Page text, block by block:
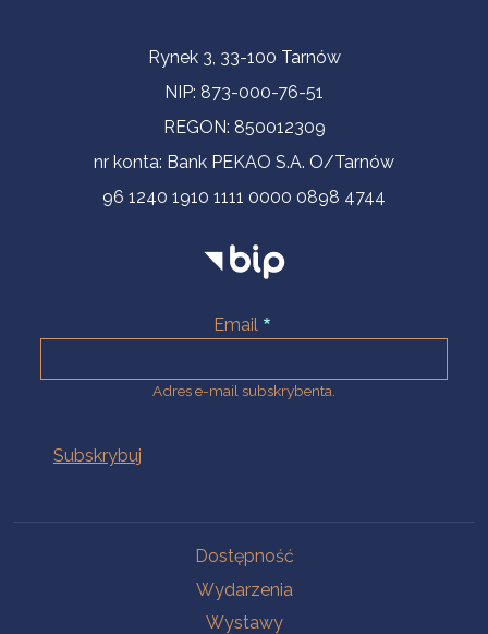
Informacje kontaktoweRynek 3, 33-100 Tarnów
NIP: 873-000-76-51
REGON: 850012309
nr konta: Bank PEKAO S.A. O/Tarnów
96 1240 1910 1111 0000 0898 4744
Email
Adres e-mail subskrybenta.
Dostępność
Wydarzenia
Wystawy